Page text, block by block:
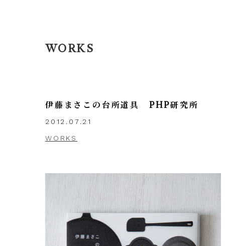
WORKS
伊藤まさこの台所道具 PHP研究所
2012.07.21
WORKS